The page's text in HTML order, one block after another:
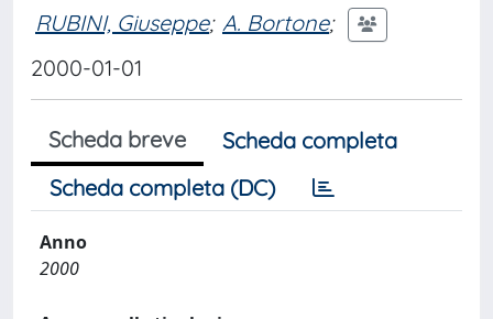
RUBINI, Giuseppe; A. Bortone;
2000-01-01
Scheda breve
Scheda completa
Scheda completa (DC)
Anno
2000